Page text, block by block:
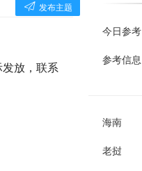
发布主题
放，联系
今日参考
参考信息
海南
老挝